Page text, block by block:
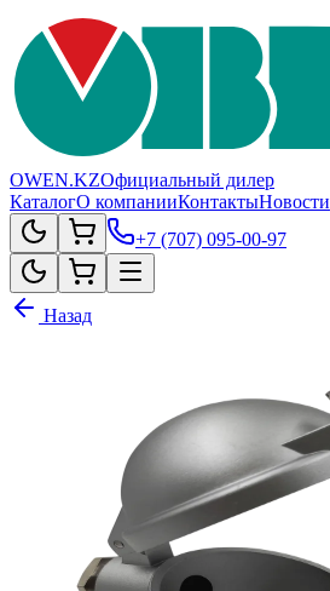
OWEN.KZОфициальный дилер
КаталогО компанииКонтактыНовости
+7 (707) 095-00-97
Назад